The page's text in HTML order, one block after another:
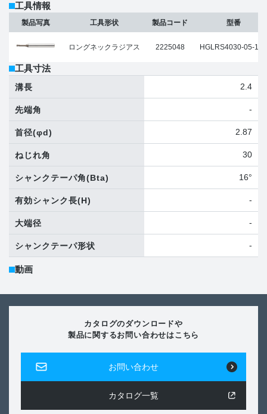
工具情報
製品写真 工具形状
ロングネックラジアス
製品コード
2225048
型番
HGLRS4030-05-160
工具寸法
溝長 2.4
先端角 -
首径(φd) 2.87
ねじれ角 30
シャンクテーパ角(Bta) 16°
有効シャンク長(H) -
大端径 -
シャンクテーパ形状 -
動画
カタログのダウンロードや
製品に関するお問い合わせはこちら
お問い合わせ
カタログ一覧